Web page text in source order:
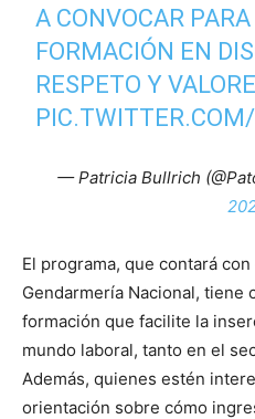
A CONVOCAR
FORMACIÓN EN
RESPETO Y
— Patricia Bullrich
El programa, que contará
Gendarmería Nacional,
formación que facilite la
mundo laboral, tanto en el
Además, quienes estén
orientación sobre cómo